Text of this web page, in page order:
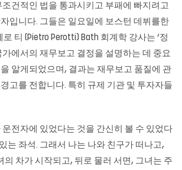
조건적인 법을 통과시키고 부패에 빠지려고
입니다. 그들은 일요일에 보스턴 데뷔를한
로 티 (Pietro Perotti) Bath 회계학 강사는 ‘정
에서의 재무보고 결정을 설명하는 데 중요
알게되었으며, 결과는 재무보고 품질에 관
고를 전합니다. 특히 규제 기관 및 투자자들
전자에 있었다는 것을 간신히 볼 수 있었다
는 좌석. 그래서 나는 나와 친구가 떠나고,
의 차가 시작되고, 뒤로 물러 서면, 그녀는 주